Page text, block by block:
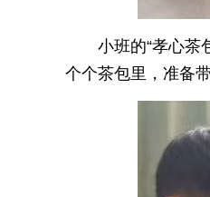
小班的“孝心茶
个个茶包里，准备